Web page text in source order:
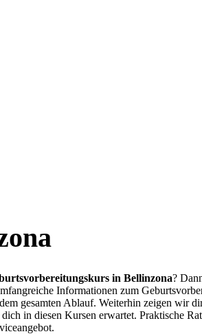
in Bellinzona?
Informationen zum
gesamten Ablauf. Weiterhin zeigen wir
in diesen Kursen erwartet. Praktische